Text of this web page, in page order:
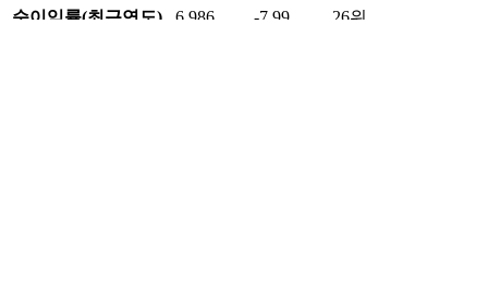
순이익률(최근연도)
6.986 -7.99
26위